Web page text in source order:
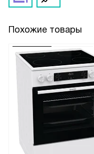
Похожие товары